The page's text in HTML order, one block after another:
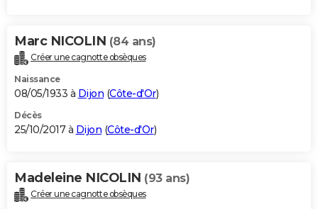
Marc NICOLIN (84 ans)
Créer une cagnotte obsèques
Naissance
08/05/1933 à Dijon (Côte-d'Or)
Décès
25/10/2017 à Dijon (Côte-d'Or)
Madeleine NICOLIN (93 ans)
Créer une cagnotte obsèques